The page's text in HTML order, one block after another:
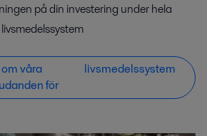
på din investering under hela
våra
för
livsmedelssystem